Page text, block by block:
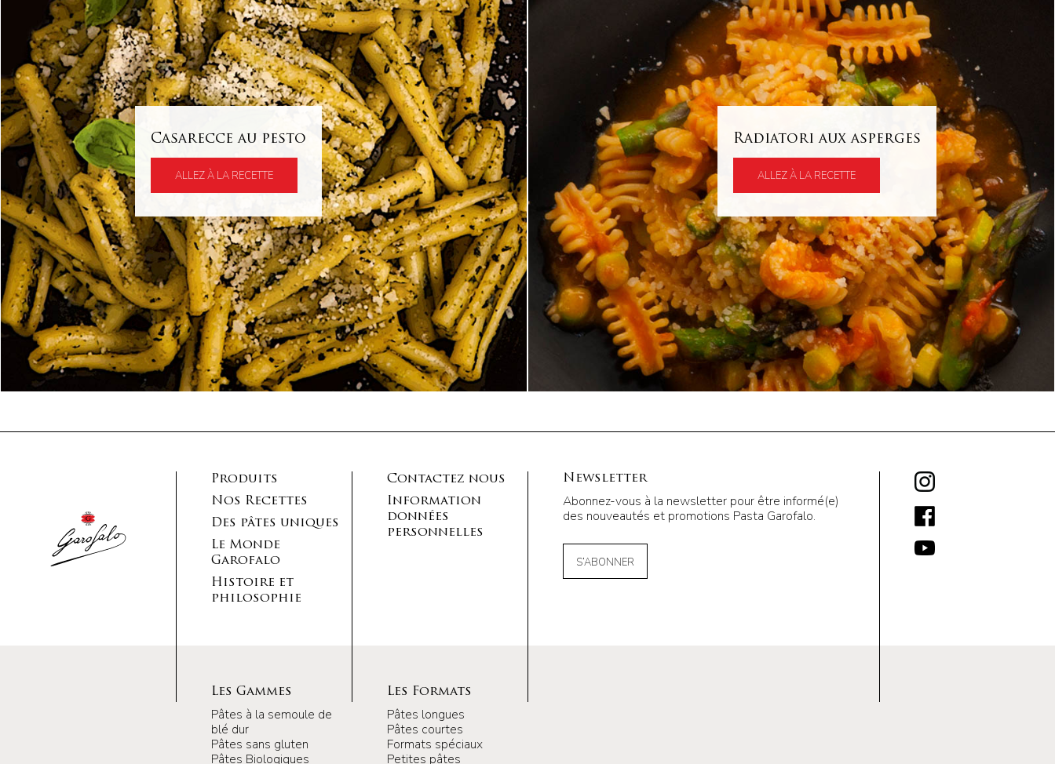
Casarecce au pesto
ALLEZ À LA RECETTE
Radiatori aux asperges
ALLEZ À LA RECETTE
Produits
Nos Recettes
Des pâtes uniques
Le Monde
Garofalo
Histoire et
philosophie
Contactez nous
Information
données
personnelles
Newsletter
Abonnez-vous à la newsletter pour être informé(e)
des nouveautés et promotions Pasta Garofalo.
S’ABONNER
Les Gammes
Pâtes à la semoule de
blé dur
Pâtes sans gluten
Pâtes Biologiques
Les Formats
Pâtes longues
Pâtes courtes
Formats spéciaux
Petites pâtes